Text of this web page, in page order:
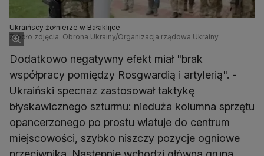
Ukraińscy żołnierze w Bałaklijce
Źródło zdjęcia: Obrona Ukrainy/Organizacja rządowa Ukrainy
Dodatkowo negatywny efekt miał "brak
współpracy pomiędzy Rosgwardią i artylerią". -
Ukraiński specnaz zastosował taktykę
błyskawicznego szturmu: nieduża kolumna sprzętu
opancerzonego po prostu wlatuje do centrum
miejscowości, szybko niszczy pozycje ogniowe